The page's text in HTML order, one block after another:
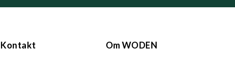
Kontakt Om WODEN